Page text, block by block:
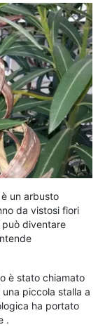
è un arbusto
da vistosi fiori
può diventare
è stato chiamato
piccola stalla a
ha portato
.